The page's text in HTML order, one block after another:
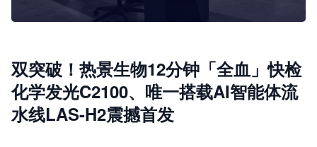
双突破！热景生物12分钟「全血」快检
化学发光C2100、唯一搭载AI智能体流
水线LAS-H2震撼首发